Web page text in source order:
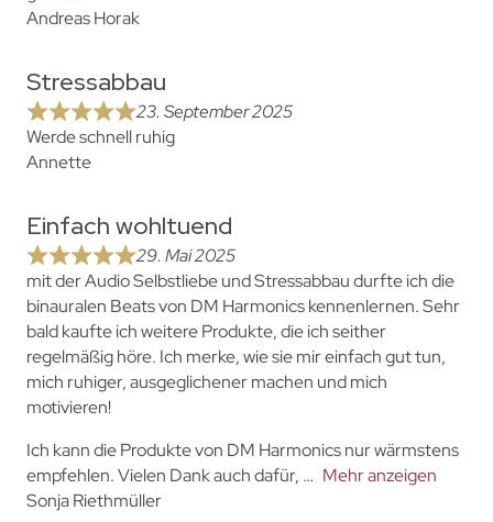
Andreas Horak
Stressabbau
23. September 2025
Werde schnell ruhig
Annette
Einfach wohltuend
29. Mai 2025
mit der Audio Selbstliebe und Stressabbau durfte ich die
binauralen Beats von DM Harmonics kennenlernen. Sehr
bald kaufte ich weitere Produkte, die ich seither
regelmäßig höre. Ich merke, wie sie mir einfach gut tun,
mich ruhiger, ausgeglichener machen und mich
motivieren!
Ich kann die Produkte von DM Harmonics nur wärmstens
empfehlen. Vielen Dank auch dafür,
Mehr anzeigen
Sonja Riethmüller